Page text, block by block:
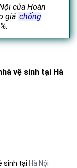
của Hoàn
giá chống
vệ sinh tại Hà
sinh tại Hà Nội